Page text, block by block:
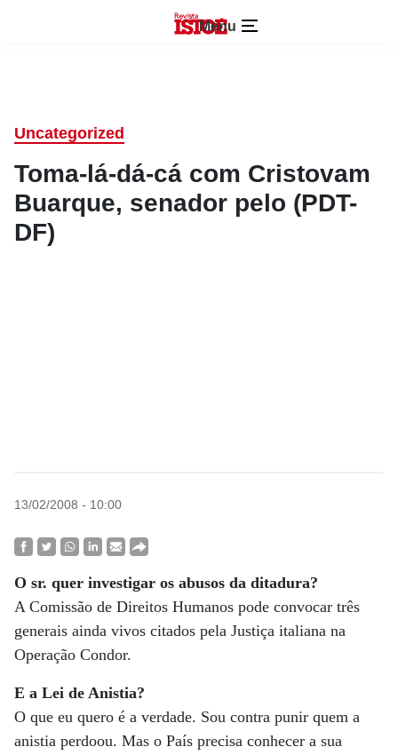
Menu
Uncategorized
Toma-lá-dá-cá com Cristovam
Buarque, senador pelo (PDT-
DF)
13/02/2008 - 10:00
O sr. quer investigar os abusos da ditadura?
A Comissão de Direitos Humanos pode convocar três
generais ainda vivos citados pela Justiça italiana na
Operação Condor.
E a Lei de Anistia?
O que eu quero é a verdade. Sou contra punir quem a
anistia perdoou. Mas o País precisa conhecer a sua